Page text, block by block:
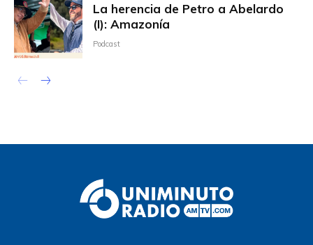
La herencia de Petro a Abelardo
(I): Amazonía
Podcast